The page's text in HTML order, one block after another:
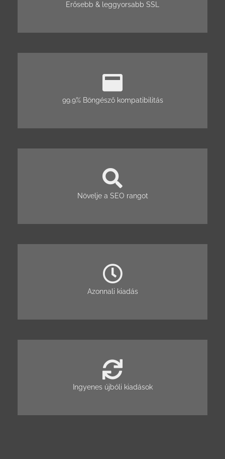
Erősebb & leggyorsabb SSL
99.9% Böngésző kompatibilitás
Növelje a SEO rangot
Azonnali kiadás
Ingyenes újbóli kiadások